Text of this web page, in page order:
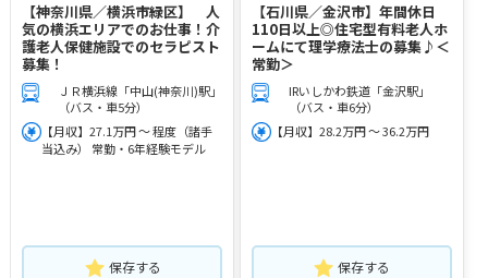
【神奈川県／横浜市緑区】 人
気の横浜エリアでのお仕事！介
護老人保健施設でのセラピスト
募集！
ＪＲ横浜線「中山(神奈川)駅」
（バス・車5分）
【月収】27.1万円 ～ 程度（諸手
当込み） 常勤・6年経験モデル
保存する
【石川県／金沢市】年間休日
110日以上◎住宅型有料老人ホ
ームにて理学療法士の募集♪＜
常勤＞
IRいしかわ鉄道「金沢駅」
（バス・車6分）
【月収】28.2万円 ～ 36.2万円
保存する